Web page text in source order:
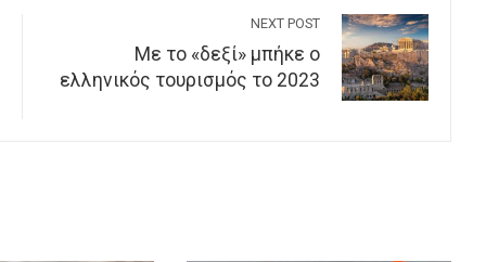
NEXT POST
Με το «δεξί» μπήκε ο
ελληνικός τουρισμός το 2023